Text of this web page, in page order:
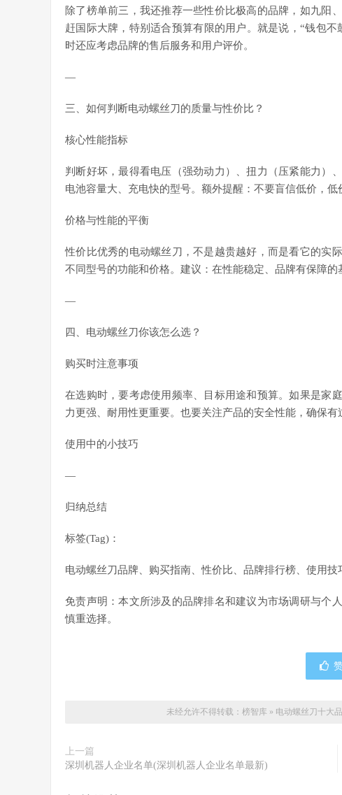
除了榜单前三，我还推荐一些性价比极高的品牌，如九阳
赶国际大牌，特别适合预算有限的用户。就是说，“钱包
时还应考虑品牌的售后服务和用户评价。
—
三、如何判断电动螺丝刀的质量与性价比？
核心性能指标
判断好坏，最得看电压（强劲动力）、扭力（压紧能力）
电池容量大、充电快的型号。额外提醒：不要盲信低价，低
价格与性能的平衡
性价比优秀的电动螺丝刀，不是越贵越好，而是看它的实
不同型号的功能和价格。建议：在性能稳定、品牌有保障的
—
四、电动螺丝刀你该怎么选？
购买时注意事项
在选购时，要考虑使用频率、目标用途和预算。如果是家
力更强、耐用性更重要。也要关注产品的安全性能，确保有
使用中的小技巧
—
归纳总结
标签(Tag)：
电动螺丝刀品牌、购买指南、性价比、品牌排行榜、使用技
免责声明：本文所涉及的品牌排名和建议为市场调研与个
慎重选择。
未经允许不得转载： 榜智库 » 电动螺丝刀十大
上一篇
深圳机器人企业名单(深圳机器人企业名单最新)